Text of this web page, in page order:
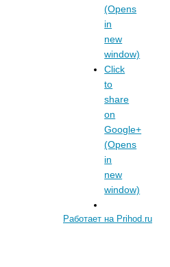
(Opens
in
new
window)
Click
to
share
on
Google+
(Opens
in
new
window)
Работает на Prihod.ru